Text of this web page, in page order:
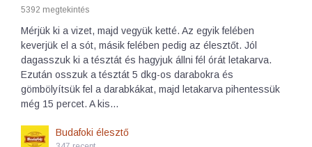
5392 megtekintés
Mérjük ki a vizet, majd vegyük ketté. Az egyik felében
keverjük el a sót, másik felében pedig az élesztőt. Jól
dagasszuk ki a tésztát és hagyjuk állni fél órát letakarva.
Ezután osszuk a tésztát 5 dkg-os darabokra és
gömbölyítsük fel a darabkákat, majd letakarva pihentessük
még 15 percet. A kis…
Budafoki élesztő